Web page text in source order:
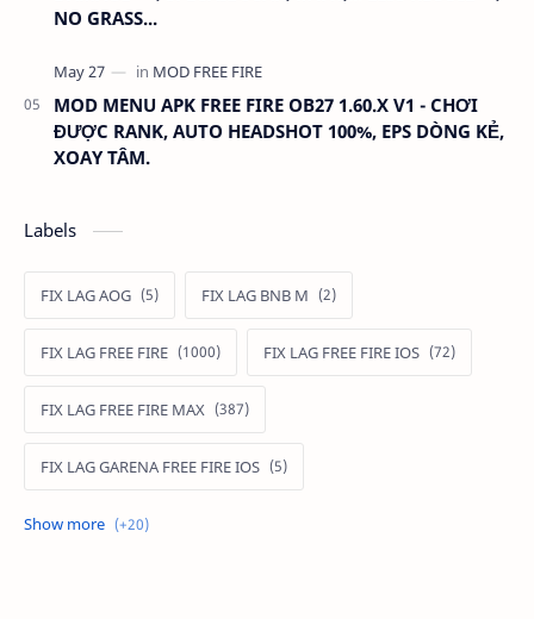
NO GRASS...
MOD MENU APK FREE FIRE OB27 1.60.X V1 - CHƠI
ĐƯỢC RANK, AUTO HEADSHOT 100%, EPS DÒNG KẺ,
XOAY TÂM.
Labels
FIX LAG AOG FIX LAG BNB M
FIX LAG FREE FIRE FIX LAG FREE FIRE IOS
FIX LAG FREE FIRE MAX
FIX LAG GARENA FREE FIRE IOS
FIX LAG LIÊN QUÂN MOBILE